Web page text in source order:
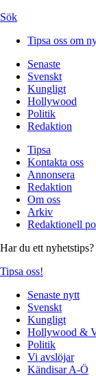
Sök
Tipsa oss om
Senaste
Svenskt
Kungligt
Hollywood
Politik
Redaktion
Tipsa
Kontakta oss
Annonsera
Redaktion
Om oss
Arkiv
Redaktionell
Har du ett nyhetstips?
Tipsa oss!
Senaste nytt
Svenskt
Kungligt
Hollywood &
Politik
Vi avslöjar
Kändisar A-Ö